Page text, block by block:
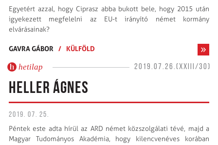
Egyetért azzal, hogy Ciprasz abba bukott bele, hogy 2015 után
igyekezett megfelelni az EU-t irányító német kormány
elvárásainak?
GAVRA GÁBOR / KÜLFÖLD
hetilap 2019.07.26.(XXIII/30)
HELLER ÁGNES
2019. 07. 25.
Péntek este adta hírül az ARD német közszolgálati tévé, majd a
Magyar Tudományos Akadémia, hogy kilencvenéves korában